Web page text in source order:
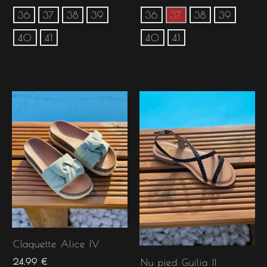
36 37 38 39
40 41
36 37 38 39
40 41
Claquette Alice IV
24.99 € Nu pied Guilia II